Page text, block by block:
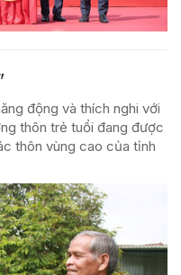
động và thích nghi với
thôn trẻ tuổi đang được
thôn vùng cao của tỉnh